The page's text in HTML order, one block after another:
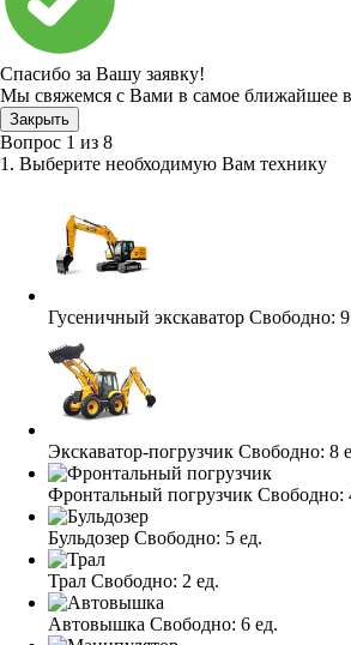
Спасибо за Вашу заявку!
Мы свяжемся с Вами в самое ближайшее
Закрыть
Вопрос 1 из 8
1. Выберите необходимую Вам технику
Гусеничный экскаватор Свободно:
Экскаватор-погрузчик Свободно: 8
Фронтальный погрузчик Свободно:
Бульдозер Свободно: 5 ед.
Трал Свободно: 2 ед.
Автовышка Свободно: 6 ед.